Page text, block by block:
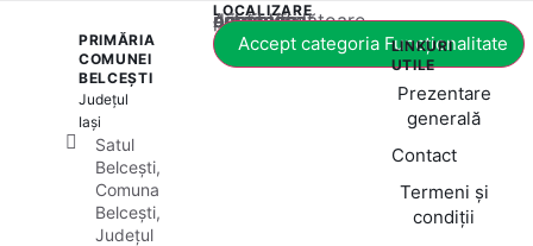
PRIMĂRIA
COMUNEI
BELCEȘTI
Județul
Iași
Satul
Belcești,
Comuna
Belcești,
Județul
LOCALIZARE
Acest conținut este blocat până când acceptați categoria corespunzătoare de cookie-uri.
Accept categoria Funcționalitate
LINKURI
UTILE
Prezentare
generală
Contact
Termeni și
condiții